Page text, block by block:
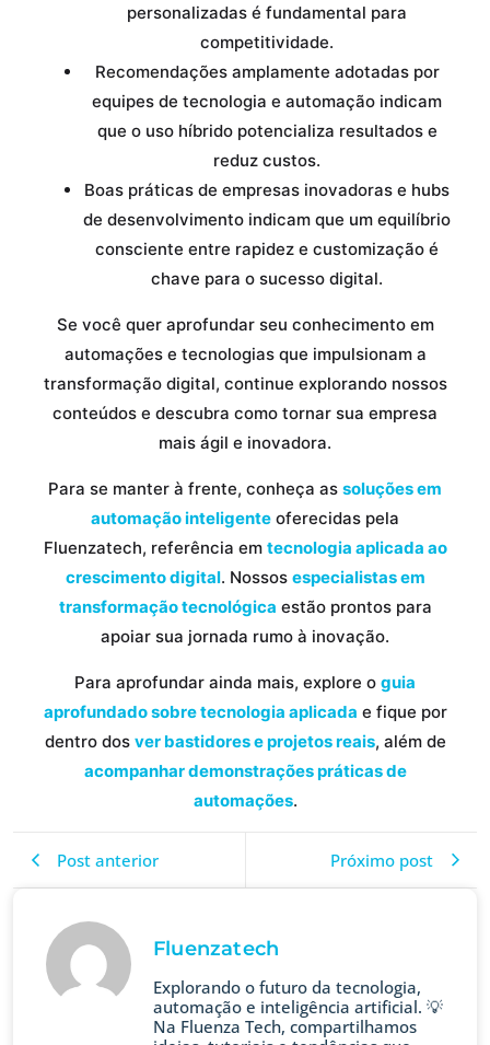
personalizadas é fundamental para
competitividade.
Recomendações amplamente adotadas por
equipes de tecnologia e automação indicam
que o uso híbrido potencializa resultados e
reduz custos.
Boas práticas de empresas inovadoras e hubs
de desenvolvimento indicam que um equilíbrio
consciente entre rapidez e customização é
chave para o sucesso digital.
Se você quer aprofundar seu conhecimento em
automações e tecnologias que impulsionam a
transformação digital, continue explorando nossos
conteúdos e descubra como tornar sua empresa
mais ágil e inovadora.
Para se manter à frente, conheça as soluções em
automação inteligente oferecidas pela
Fluenzatech, referência em tecnologia aplicada ao
crescimento digital. Nossos especialistas em
transformação tecnológica estão prontos para
apoiar sua jornada rumo à inovação.
Para aprofundar ainda mais, explore o guia
aprofundado sobre tecnologia aplicada e fique por
dentro dos ver bastidores e projetos reais, além de
acompanhar demonstrações práticas de
automações.
Post anterior Próximo post
Fluenzatech
Explorando o futuro da tecnologia,
automação e inteligência artificial. 💡
Na Fluenza Tech, compartilhamos